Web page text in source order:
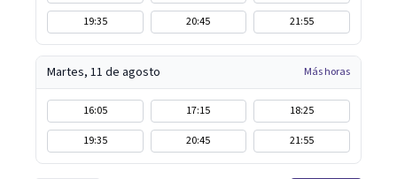
19:35
20:45 21:55
Martes, 11 de agosto Más horas
16:05 17:15
18:25
19:35
20:45 21:55